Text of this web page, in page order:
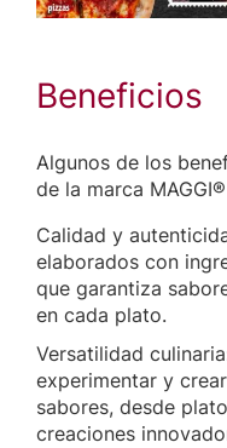
Beneficios
Algunos de los
de la marca
Calidad y
elaborados con
que garantiza
en cada plato.
Versatilidad
experimentar y
sabores, desde
creaciones